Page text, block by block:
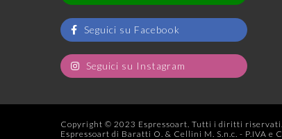
Seguici su Facebook
Seguici su Instagram
Copyright © 2023 Espressoart. Tutti i diritti riservati.
Espressoart di Baratti O. & Cellini M. S.n.c. - P.IVA e